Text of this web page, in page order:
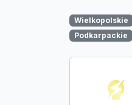
Wielkopolskie
Podkarpackie